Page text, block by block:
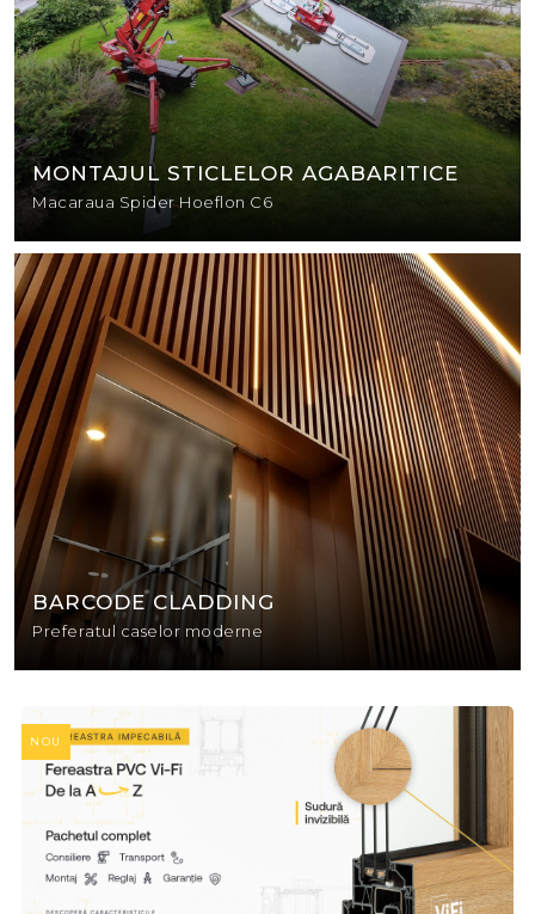
MONTAJUL STICLELOR AGABARITICE
Macaraua Spider Hoeflon C6
BARCODE CLADDING
Preferatul caselor moderne
NOU